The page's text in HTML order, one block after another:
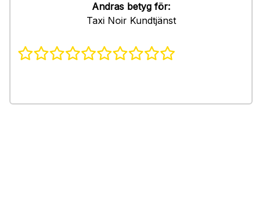
Andras betyg för:
Taxi Noir Kundtjänst